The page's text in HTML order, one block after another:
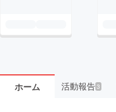
ホーム 活動報告3